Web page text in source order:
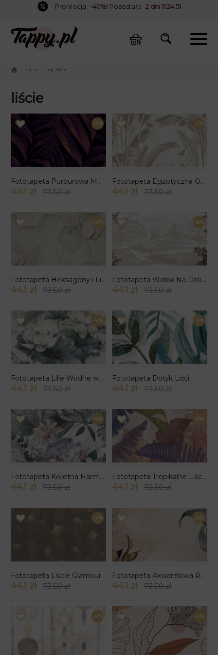
Promocja -40%! Pozostało 2 dni 11:24:51
Sklep Tag: liście
liście
-40%
Fototapeta Purpurowa Monstera
44.1 zł 73.50 zł
-40%
Fototapeta Egzotyczna Oaza
44.1 zł 73.50 zł
-40%
Fototapeta Heksagony i Liście
44.1 zł 73.50 zł
-40%
Fototapeta Widok Na Dolinę
44.1 zł 73.50 zł
-40%
Fototapeta Lilie Wodne wzór 5
44.1 zł 73.50 zł
-40%
Fototapeta Dotyk Liści
44.1 zł 73.50 zł
-40%
Fototapeta Kwietna Harmonia
44.1 zł 73.50 zł
-40%
Fototapeta Tropikalne Liście wzór 23
44.1 zł 73.50 zł
-40%
Fototapeta Liście Glamour
44.1 zł 73.50 zł
-40%
Fototapeta Akwarelowa Roślinna Subtelność
44.1 zł 73.50 zł
-40% -40%